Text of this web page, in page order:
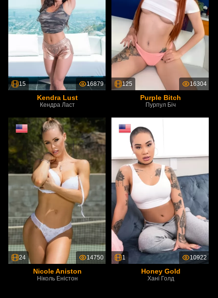
15 16879
Kendra Lust
Кендра Ласт
125 16304
Purple Bitch
Пурпул Біч
24 14750
Nicole Aniston
Ніколь Еністон
1 10922
Honey Gold
Хані Голд